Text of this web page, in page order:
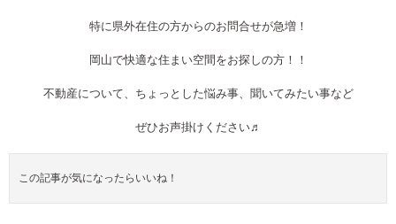
特に県外在住の方からのお問合せが急増！
岡山で快適な住まい空間をお探しの方！！
不動産について、ちょっとした悩み事、聞いてみたい事など
ぜひお声掛けください♬
この記事が気になったらいいね！